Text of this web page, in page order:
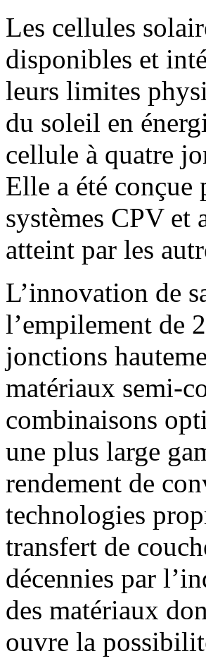
Les cellules
disponibles et
leurs limites
du soleil en
cellule à quatre
Elle a été conçue
systèmes CPV et
atteint par les
L’innovation de
l’empilement de
jonctions
matériaux semi-
combinaisons
une plus large
rendement de
technologies
transfert de
décennies par
des matériaux
ouvre la